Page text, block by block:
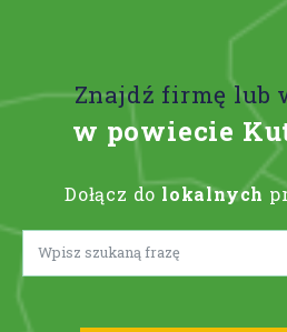
Znajdź firmę lub
w powiecie
Dołącz do lokalnych
Lorem ipsum